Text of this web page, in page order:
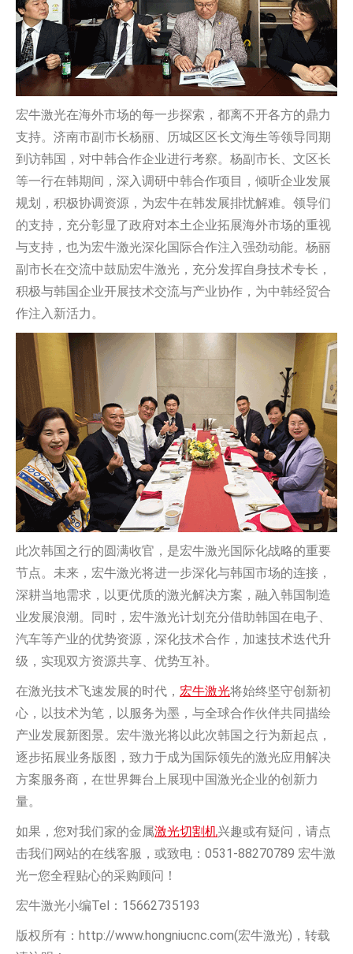
宏牛激光在海外市场的每一步探索，都离不开各方的鼎力
支持。济南市副市长杨丽、历城区区长文海生等领导同期
到访韩国，对中韩合作企业进行考察。杨副市长、文区长
等一行在韩期间，深入调研中韩合作项目，倾听企业发展
规划，积极协调资源，为宏牛在韩发展排忧解难。领导们
的支持，充分彰显了政府对本土企业拓展海外市场的重视
与支持，也为宏牛激光深化国际合作注入强劲动能。杨丽
副市长在交流中鼓励宏牛激光，充分发挥自身技术专长，
积极与韩国企业开展技术交流与产业协作，为中韩经贸合
作注入新活力。
此次韩国之行的圆满收官，是宏牛激光国际化战略的重要
节点。未来，宏牛激光将进一步深化与韩国市场的连接，
深耕当地需求，以更优质的激光解决方案，融入韩国制造
业发展浪潮。同时，宏牛激光计划充分借助韩国在电子、
汽车等产业的优势资源，深化技术合作，加速技术迭代升
级，实现双方资源共享、优势互补。
在激光技术飞速发展的时代， 宏牛激光将始终坚守创新初
心，以技术为笔，以服务为墨，与全球合作伙伴共同描绘
产业发展新图景。宏牛激光将以此次韩国之行为新起点，
逐步拓展业务版图，致力于成为国际领先的激光应用解决
方案服务商，在世界舞台上展现中国激光企业的创新力
量。
如果，您对我们家的金属激光切割机兴趣或有疑问，请点
击我们网站的在线客服，或致电：0531-88270789 宏牛激
光—您全程贴心的采购顾问！
宏牛激光小编Tel：15662735193
版权所有：http://www.hongniucnc.com(宏牛激光)，转载